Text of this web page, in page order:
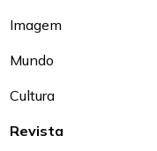
Imagem
Mundo
Cultura
Revista